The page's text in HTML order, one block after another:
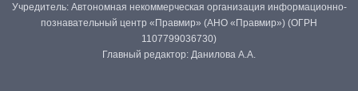
Учредитель: Автономная некоммерческая организация информационно-
познавательный центр «Правмир» (АНО «Правмир») (ОГРН
1107799036730)
Главный редактор: Данилова А.А.